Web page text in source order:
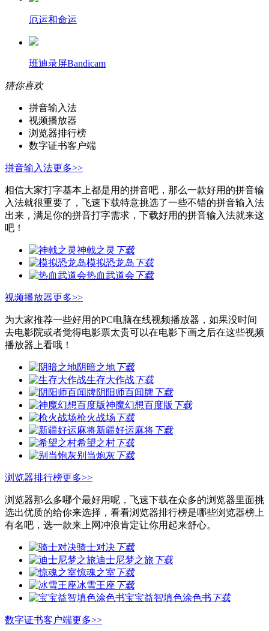
厄运和命运
班迪录屏Bandicam
猜你喜欢
拼音输入法
视频播放器
浏览器排行榜
数字证书客户端
拼音输入法更多>>
相信大家打字基本上都是用的拼音吧，那么一款好用的拼音输
入法就很重要了，飞速下载特意挑选了一些不错的拼音输入法
出来，满足你的拼音打字需求，下载好用的拼音输入法就来这
吧！
神戟之灵 下载
模拟恐龙岛 下载
热血武道会 下载
视频播放器更多>>
为大家推荐一些好用的PC电脑在线视频播放器，如果没时间
去电影院或者觉得电影票太贵可以在电影下画之后在这些视频
播放器上看哦！
阴暗之地下载
生存大作战下载
阴阳师百闻牌下载
神魔幻想百度版 下载
枪火战场 下载
新疆好运麻将下载
希望之村下载
别当炮灰 下载
浏览器排行榜更多>>
浏览器那么多哪个最好用呢，飞速下载在众多的浏览器里面挑
选出优质的给你来选择，看看浏览器排行榜是哪些浏览器榜上
有名吧，选一款来上网冲浪肯定让你用起来舒心。
骑士对决下载
迪士尼梦之旅 下载
惊魂之室 下载
冰雪王座 下载
宝宝益智填色涂色书 下载
数字证书客户端更多>>